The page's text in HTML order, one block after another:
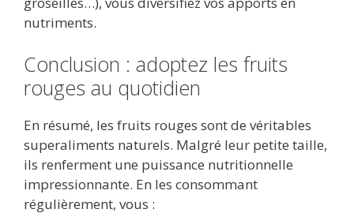
nutriments.
Conclusion : adoptez les fruits
rouges au quotidien
En résumé, les fruits rouges sont de véritables
superaliments naturels. Malgré leur petite taille,
ils renferment une puissance nutritionnelle
impressionnante. En les consommant
régulièrement, vous :